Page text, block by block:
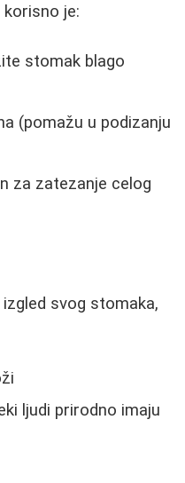
je:
stomak blago
(pomažu u podizanju
za zatezanje celog
svog stomaka,
ljudi prirodno imaju